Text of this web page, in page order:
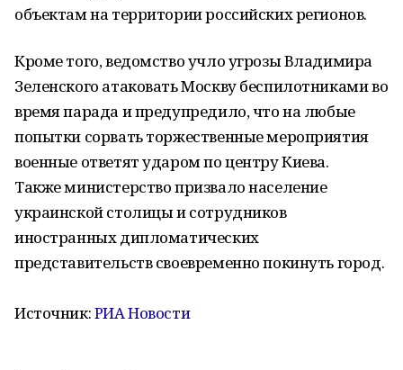
объектам на территории российских регионов.
Кроме того, ведомство учло угрозы Владимира
Зеленского атаковать Москву беспилотниками во
время парада и предупредило, что на любые
попытки сорвать торжественные мероприятия
военные ответят ударом по центру Киева.
Также министерство призвало население
украинской столицы и сотрудников
иностранных дипломатических
представительств своевременно покинуть город.
Источник:РИА Новости